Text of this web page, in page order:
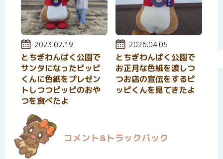
投稿日:
2023.02.19
とちぎわんぱく公園で
サンタになったピッピ
くんに色紙をプレゼン
トしつつピッピのおや
つを食べたよ
投稿日:
2026.04.05
とちぎわんぱく公園で
お正月な色紙を渡しつ
つお店の宣伝をするピ
ッピくんを見てきたよ
コメント&トラックバック